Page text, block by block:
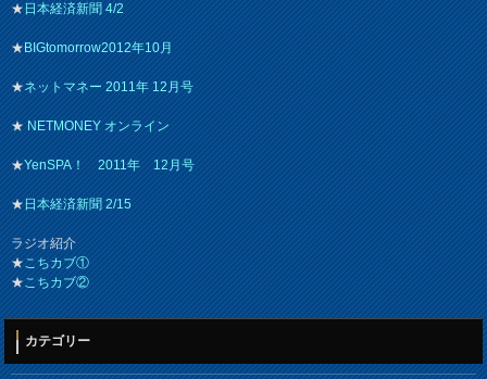
★日本経済新聞 4/2
★BIGtomorrow2012年10月
★ネットマネー 2011年 12月号
★NETMONEY オンライン
★YenSPA！ 2011年 12月号
★日本経済新聞 2/15
ラジオ紹介
★こちカブ①
★こちカブ②
カテゴリー